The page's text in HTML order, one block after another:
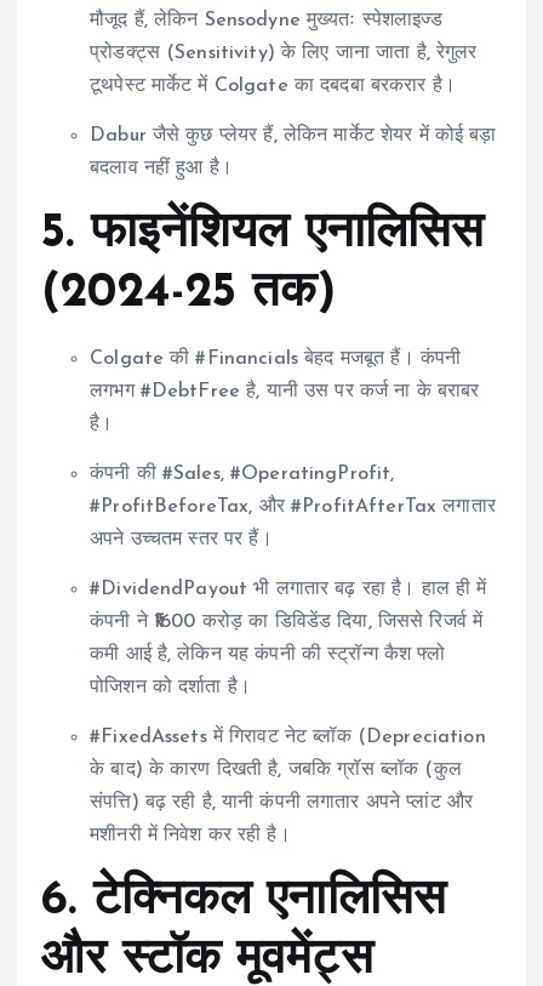
मौजूद हैं, लेकिन Sensodyne मुख्यतः स्पेशलाइज्ड
प्रोडक्ट्स (Sensitivity) के लिए जाना जाता है, रेगुलर
टूथपेस्ट मार्केट में Colgate का दबदबा बरकरार है।
Dabur जैसे कुछ प्लेयर हैं, लेकिन मार्केट शेयर में कोई बड़ा
बदलाव नहीं हुआ है।
5.फाइनेंशियल एनालिसिस
(2024-25 तक)
Colgate की #Financials बेहद मजबूत हैं। कंपनी
लगभग #DebtFree है, यानी उस पर कर्ज ना के बराबर
है।
कंपनी की #Sales, #OperatingProfit,
#ProfitBeforeTax, और #ProfitAfterTax लगातार
अपने उच्चतम स्तर पर हैं।
#DividendPayout भी लगातार बढ़ रहा है। हाल ही में
कंपनी ने ₹1600 करोड़ का डिविडेंड दिया, जिससे रिजर्व में
कमी आई है, लेकिन यह कंपनी की स्ट्रॉन्ग कैश फ्लो
पोजिशन को दर्शाता है।
#FixedAssets में गिरावट नेट ब्लॉक (Depreciation
के बाद) के कारण दिखती है, जबकि ग्रॉस ब्लॉक (कुल
संपत्ति) बढ़ रही है, यानी कंपनी लगातार अपने प्लांट और
मशीनरी में निवेश कर रही है।
6.टेक्निकल एनालिसिस
और स्टॉक मूवमेंट्स